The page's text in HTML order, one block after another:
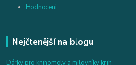
Hodnoceni
Nejčtenější na blogu
Dárky pro knihomoly a milovníky knih